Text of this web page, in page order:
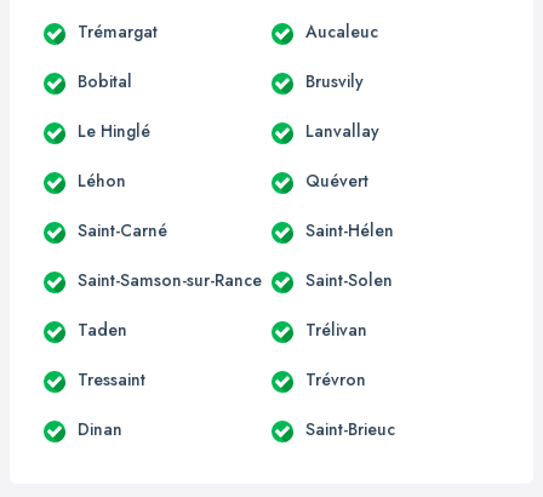
Trémargat Aucaleuc
Bobital Brusvily
Le Hinglé Lanvallay
Léhon Quévert
Saint-Carné Saint-Hélen
Saint-Samson-sur-Rance Saint-Solen
Taden Trélivan
Tressaint Trévron
Dinan Saint-Brieuc